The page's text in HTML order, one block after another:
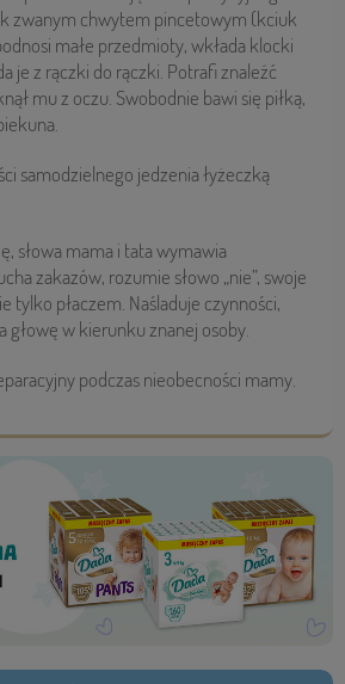
zwanym chwytem pincetowym (kciuk
małe przedmioty, wkłada klocki
je z rączki do rączki. Potrafi znaleźć
mu z oczu. Swobodnie bawi się piłką,
samodzielnego jedzenia łyżeczką
słowa mama i tata wymawia
zakazów, rozumie słowo „nie”, swoje
tylko płaczem. Naśladuje czynności,
głowę w kierunku znanej osoby.
podczas nieobecności mamy.